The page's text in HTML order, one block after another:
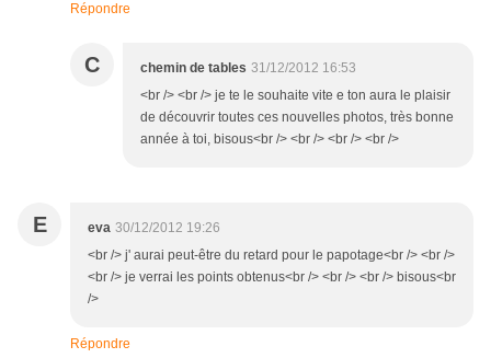
Répondre
C chemin de tables 31/12/2012 16:53
<br /> <br /> je te le souhaite vite e ton aura le plaisir
de découvrir toutes ces nouvelles photos, très bonne
année à toi, bisous<br /> <br /> <br /> <br />
E eva 30/12/2012 19:26
<br /> j' aurai peut-être du retard pour le papotage<br /> <br />
<br /> je verrai les points obtenus<br /> <br /> <br /> bisous<br
/>
Répondre